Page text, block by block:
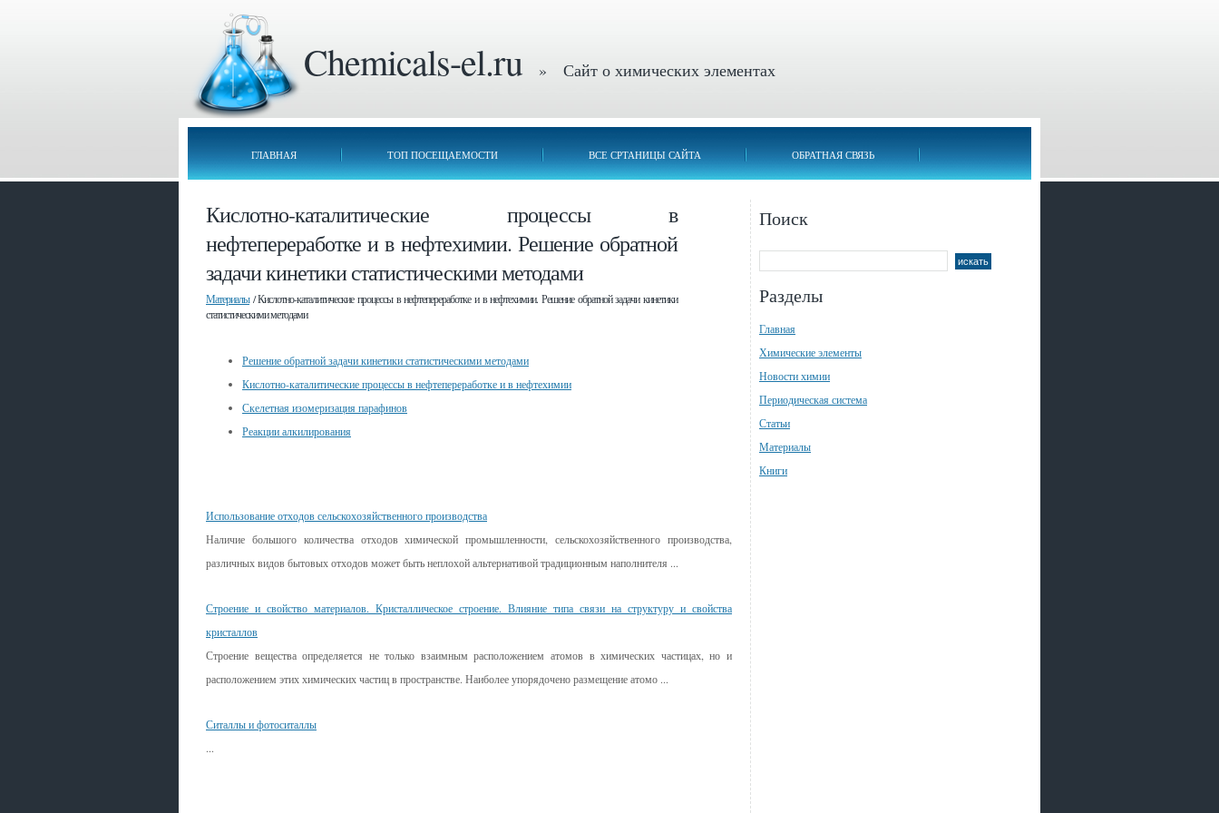
Chemicals-el.ru » Сайт о химических элементах
ГЛАВНАЯ ТОП ПОСЕЩАЕМОСТИ ВСЕ СРТАНИЦЫ САЙТА ОБРАТНАЯ СВЯЗЬ
Кислотно-каталитические процессы в
нефтепереработке и в нефтехимии. Решение обратной
задачи кинетики статистическими методами
Материалы/ Кислотно-каталитические процессы в нефтепереработке и в нефтехимии. Решение обратной задачи кинетики
статистическими методами
Решение обратной задачи кинетики статистическими методами
Кислотно-каталитические процессы в нефтепереработке и в нефтехимии
Скелетная изомеризация парафинов
Реакции алкилирования
Использование отходов сельскохозяйственного производства
Наличие большого количества отходов химической промышленности, сельскохозяйственного производства,
различных видов бытовых отходов может быть неплохой альтернативой традиционным наполнителя ...
Строение и свойство материалов. Кристаллическое строение. Влияние типа связи на структуру и свойства
кристаллов
Строение вещества определяется не только взаимным расположением атомов в химических частицах, но и
расположением этих химических частиц в пространстве. Наиболее упорядочено размещение атомо ...
Ситаллы и фотоситаллы
...
Поиск
Разделы
Главная
Химические элементы
Новости химии
Периодическая система
Статьи
Материалы
Книги